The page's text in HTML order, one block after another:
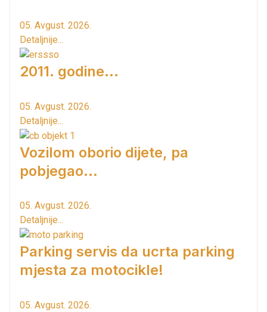
05. Avgust. 2026.
Detaljnije...
2011. godine...
05. Avgust. 2026.
Detaljnije...
Vozilom oborio dijete, pa
pobjegao...
05. Avgust. 2026.
Detaljnije...
Parking servis da ucrta parking
mjesta za motocikle!
05. Avgust. 2026.